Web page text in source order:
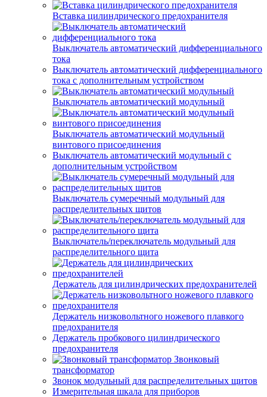
Вставка цилиндрического предохранителя
Выключатель автоматический дифференциального
тока
Выключатель автоматический дифференциального
тока с дополнительным устройством
Выключатель автоматический модульный
Выключатель автоматический модульный
винтового присоединения
Выключатель автоматический модульный с
дополнительным устройством
Выключатель сумеречный модульный для
распределительных щитов
Выключатель/переключатель модульный для
распределительного щита
Держатель для цилиндрических предохранителей
Держатель низковольтного ножевого плавкого
предохранителя
Держатель пробкового цилиндрического
предохранителя
Звонковый
трансформатор
Звонок модульный для распределительных щитов
Измерительная шкала для приборов